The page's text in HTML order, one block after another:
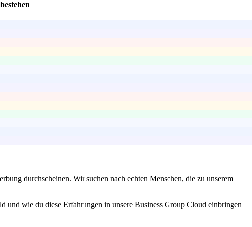
durchscheinen. Wir suchen nach echten Menschen, die zu unserem
und wie du diese Erfahrungen in unsere Business Group Cloud einbringen